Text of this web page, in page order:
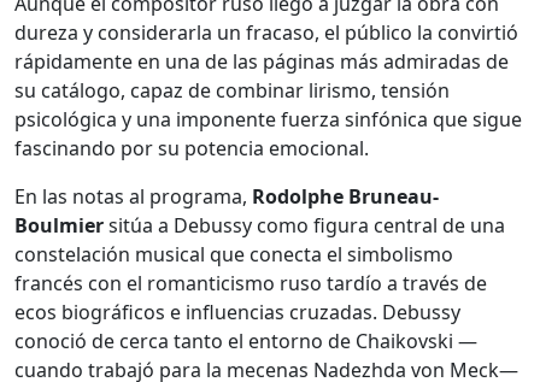
dureza y considerarla un fracaso, el público la convirtió
rápidamente en una de las páginas más admiradas de
su catálogo, capaz de combinar lirismo, tensión
psicológica y una imponente fuerza sinfónica que sigue
fascinando por su potencia emocional.
En las notas al programa, Rodolphe Bruneau-
Boulmiersitúa a Debussy como figura central de una
constelación musical que conecta el simbolismo
francés con el romanticismo ruso tardío a través de
ecos biográficos e influencias cruzadas. Debussy
conoció de cerca tanto el entorno de Chaikovski —
cuando trabajó para la mecenas Nadezhda von Meck—